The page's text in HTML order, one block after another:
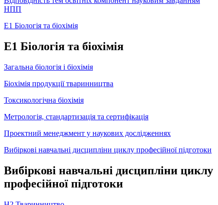
НПП
Е1 Біологія та біохімія
Е1 Біологія та біохімія
Загальна біологія і біохімія
Біохімія продукції тваринництва
Токсикологічна біохімія
Метрологія, стандартизація та сертифікація
Проектний менеджмент у наукових дослідженнях
Вибіркові навчальні дисципліни циклу професійної підготоки
Вибіркові навчальні дисципліни циклу
професійної підготоки